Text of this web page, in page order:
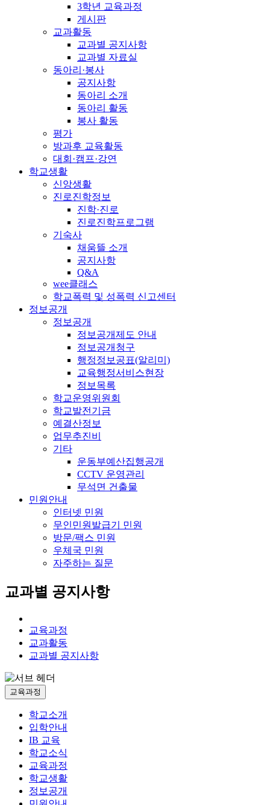
3학년 교육과정
게시판
교과활동
교과별 공지사항
교과별 자료실
동아리·봉사
공지사항
동아리 소개
동아리 활동
봉사 활동
평가
방과후 교육활동
대회·캠프·강연
학교생활
신앙생활
진로진학정보
진학·진로
진로진학프로그램
기숙사
채움뜰 소개
공지사항
Q&A
wee클래스
학교폭력 및 성폭력 신고센터
정보공개
정보공개
정보공개제도 안내
정보공개청구
행정정보공표(알리미)
교육행정서비스현장
정보목록
학교운영위원회
학교발전기금
예결산정보
업무추진비
기타
운동부예산집행공개
CCTV 운영관리
무석면 건출물
민원안내
인터넷 민원
무인민원발급기 민원
방문/팩스 민원
우체국 민원
자주하는 질문
교과별 공지사항
교육과정
교과활동
교과별 공지사항
교육과정
학교소개
입학안내
IB 교육
학교소식
교육과정
학교생활
정보공개